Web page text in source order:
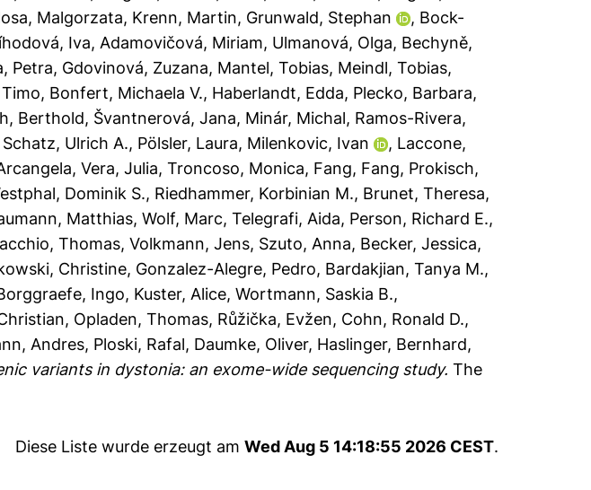
Malgorzata, Krenn, Martin, Grunwald, Stephan , Bock-
Iva, Adamovičová, Miriam, Ulmanová, Olga, Bechyně,
Petra, Gdovinová, Zuzana, Mantel, Tobias, Meindl, Tobias,
, Bonfert, Michaela V., Haberlandt, Edda, Plecko, Barbara,
Berthold, Švantnerová, Jana, Minár, Michal, Ramos-Rivera,
Schatz, Ulrich A., Pölsler, Laura, Milenkovic, Ivan , Laccone,
,Vera, Julia,Troncoso, Monica, Fang, Fang, Prokisch,
Dominik S., Riedhammer, Korbinian M., Brunet, Theresa,
Matthias,Wolf, Marc,Telegrafi, Aida, Person, Richard E.,
Thomas,Volkmann, Jens, Szuto, Anna, Becker, Jessica,
Christine, Gonzalez-Alegre, Pedro, Bardakjian, Tanya M.,
Ingo, Kuster, Alice,Wortmann, Saskia B.,
, Opladen, Thomas, Růžička, Evžen, Cohn, Ronald D.,
Andres, Ploski, Rafal, Daumke, Oliver, Haslinger, Bernhard,
variants in dystonia: an exome-wide sequencing study. The
Diese Liste wurde erzeugt am Wed Aug 5 14:18:55 2026 CEST.